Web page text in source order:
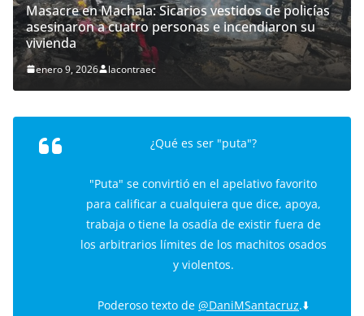
Masacre en Machala: Sicarios vestidos de policías
asesinaron a cuatro personas e incendiaron su
vivienda
enero 9, 2026 lacontraec
¿Qué es ser "puta"?
"Puta" se convirtió en el apelativo favorito
para calificar a cualquiera que dice, apoya,
trabaja o tiene la osadía de existir fuera de
los arbitrarios límites de los machitos osados
y violentos.
Poderoso texto de @DaniMSantacruz.⬇️